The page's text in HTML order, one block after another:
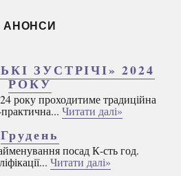
АНОНСИ
ЗУСТРІЧІ» 2024
РОКУ
року проходитиме традиційна
Читати далі»
Грудень
посад К-сть год.
Читати далі»